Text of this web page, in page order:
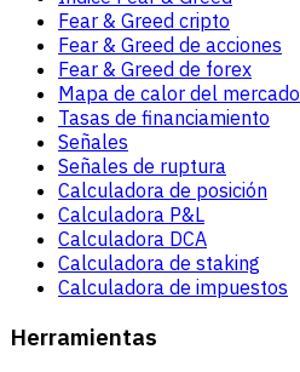
Fear & Greed cripto
Fear & Greed de acciones
Fear & Greed de forex
Mapa de calor del mercado
Tasas de financiamiento
Señales
Señales de ruptura
Calculadora de posición
Calculadora P&L
Calculadora DCA
Calculadora de staking
Calculadora de impuestos
Herramientas